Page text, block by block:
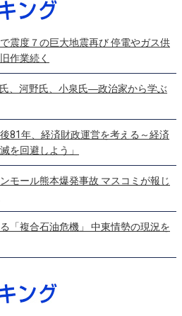
で震度７の巨大地震再び 停電やガス供
作業続く
氏、河野氏、小泉氏―政治家から学ぶ
後81年、経済財政運営を考える～経済
を回避しよう」
モール熊本爆発事故 マスコミが報じ
「複合石油危機」 中東情勢の現況を